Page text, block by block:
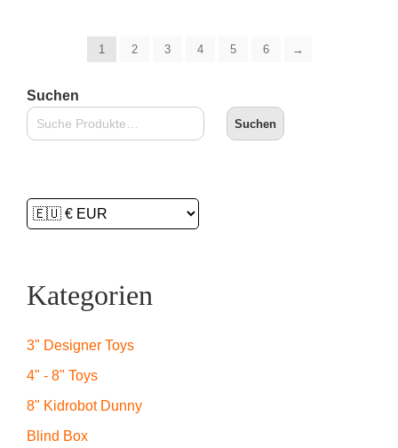
1 2 3 4 5 6 →
Suchen
Suchen
Kategorien
3" Designer Toys
4" - 8" Toys
8" Kidrobot Dunny
Blind Box